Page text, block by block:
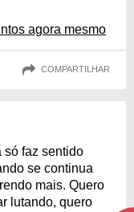
agora mesmo
COMPARTILHAR
só faz sentido
se continua
mais. Quero
lutando, quero